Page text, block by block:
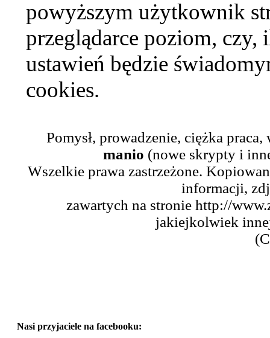
powyższym użytkownik
przeglądarce poziom,
ustawień będzie
cookies.
Pomysł, prowadzenie, ciężka
manio (nowe skrypty i
Wszelkie prawa zastrzeżone.
informacji,
zawartych na stronie http://
jakiejkolwiek
Nasi przyjaciele na facebooku: